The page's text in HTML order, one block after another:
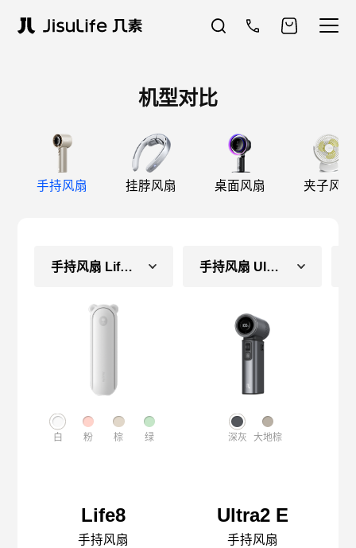
机型对比
手持风扇 挂脖风扇 桌面风扇 夹子风扇
手持风扇 Life8（长续航款）
白 粉 棕 绿
Life8
手持风扇
手持风扇 Ultra2 E
深灰 大地棕
Ultra2 E
手持风扇